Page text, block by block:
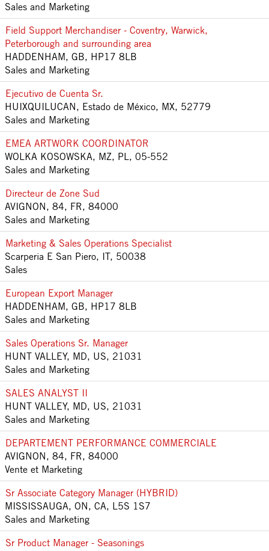
Sales and Marketing
Field Support Merchandiser - Coventry, Warwick,
Peterborough and surrounding area
HADDENHAM, GB, HP17 8LB
Sales and Marketing
Ejecutivo de Cuenta Sr.
HUIXQUILUCAN, Estado de México, MX, 52779
Sales and Marketing
EMEA ARTWORK COORDINATOR
WOLKA KOSOWSKA, MZ, PL, 05-552
Sales and Marketing
Directeur de Zone Sud
AVIGNON, 84, FR, 84000
Sales and Marketing
Marketing & Sales Operations Specialist
Scarperia E San Piero, IT, 50038
Sales
European Export Manager
HADDENHAM, GB, HP17 8LB
Sales and Marketing
Sales Operations Sr. Manager
HUNT VALLEY, MD, US, 21031
Sales and Marketing
SALES ANALYST II
HUNT VALLEY, MD, US, 21031
Sales and Marketing
DEPARTEMENT PERFORMANCE COMMERCIALE
AVIGNON, 84, FR, 84000
Vente et Marketing
Sr Associate Category Manager (HYBRID)
MISSISSAUGA, ON, CA, L5S 1S7
Sales and Marketing
Sr Product Manager - Seasonings